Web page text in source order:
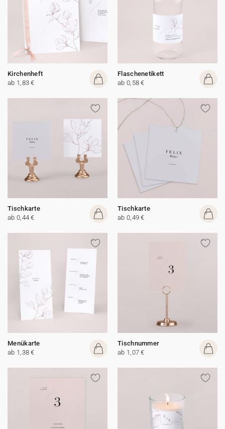
Kirchenheft
ab 1,83 €
Flaschenetikett
ab 0,58 €
Tischkarte
ab 0,44 €
Tischkarte
ab 0,49 €
Menükarte
ab 1,38 €
Tischnummer
ab 1,07 €